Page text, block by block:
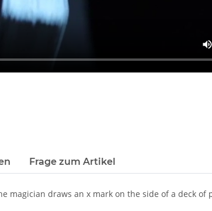
Frage zum Artikel
magician draws an x mark on the side of a deck